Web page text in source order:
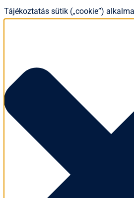
Tájékoztatás sütik („cookie”)